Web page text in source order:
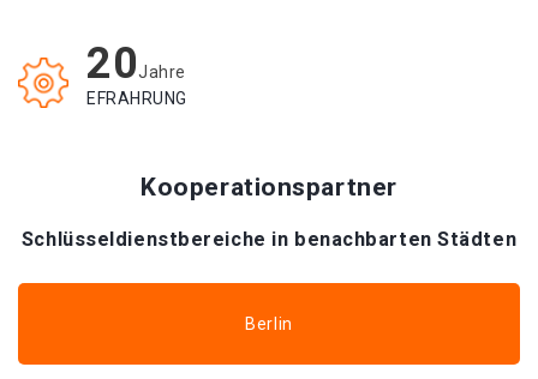
20Jahre
EFRAHRUNG
Kooperationspartner
Schlüsseldienstbereiche in benachbarten Städten
Berlin